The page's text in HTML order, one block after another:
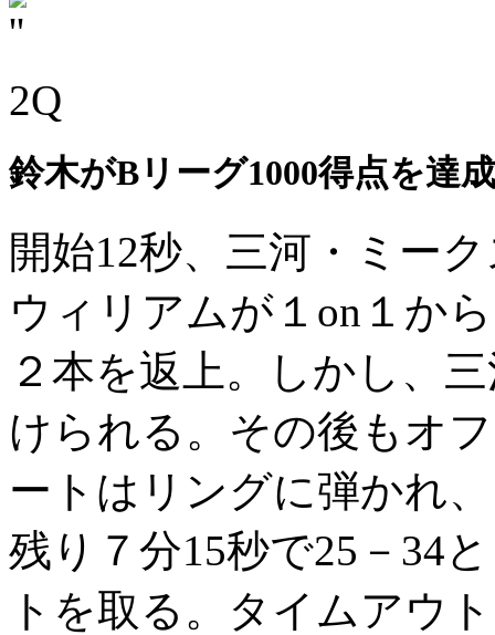
2Q
鈴木がBリーグ1000得点を達成
開始12秒、三河・ミー
ウィリアムが１on１か
２本を返上。しかし、
けられる。その後もオ
ートはリングに弾かれ
残り７分15秒で25－34
トを取る。タイムアウ